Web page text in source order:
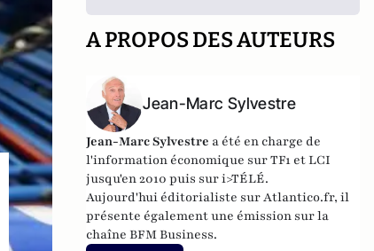
A PROPOS DES AUTEURS
Jean-Marc Sylvestre
Jean-Marc Sylvestre a été en charge de
l'information économique sur TF1 et LCI
jusqu'en 2010 puis sur i>TÉLÉ.
Aujourd'hui éditorialiste sur Atlantico.fr, il
présente également une émission sur la
chaîne BFM Business.